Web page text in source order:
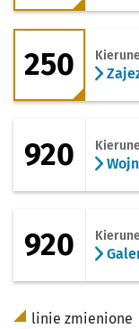
250 -
250
920 -
920
920 -
920
linie zmienione